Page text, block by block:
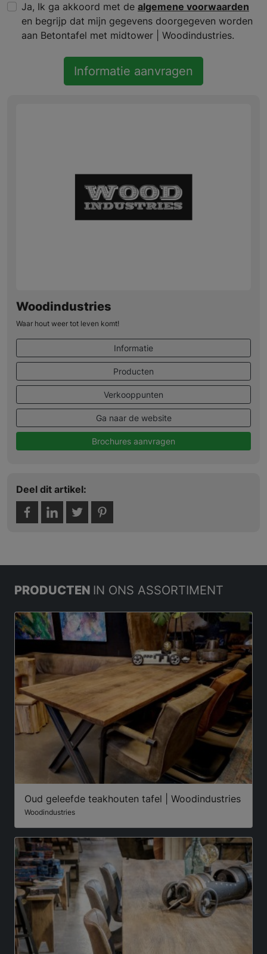
Ja, Ik ga akkoord met de algemene voorwaarden
en begrijp dat mijn gegevens doorgegeven worden
aan Betontafel met midtower | Woodindustries.
Informatie aanvragen
Woodindustries
Waar hout weer tot leven komt!
Informatie
Producten
Verkooppunten
Ga naar de website
Brochures aanvragen
Deel dit artikel:
PRODUCTEN IN ONS ASSORTIMENT
Oud geleefde teakhouten tafel | Woodindustries
Woodindustries